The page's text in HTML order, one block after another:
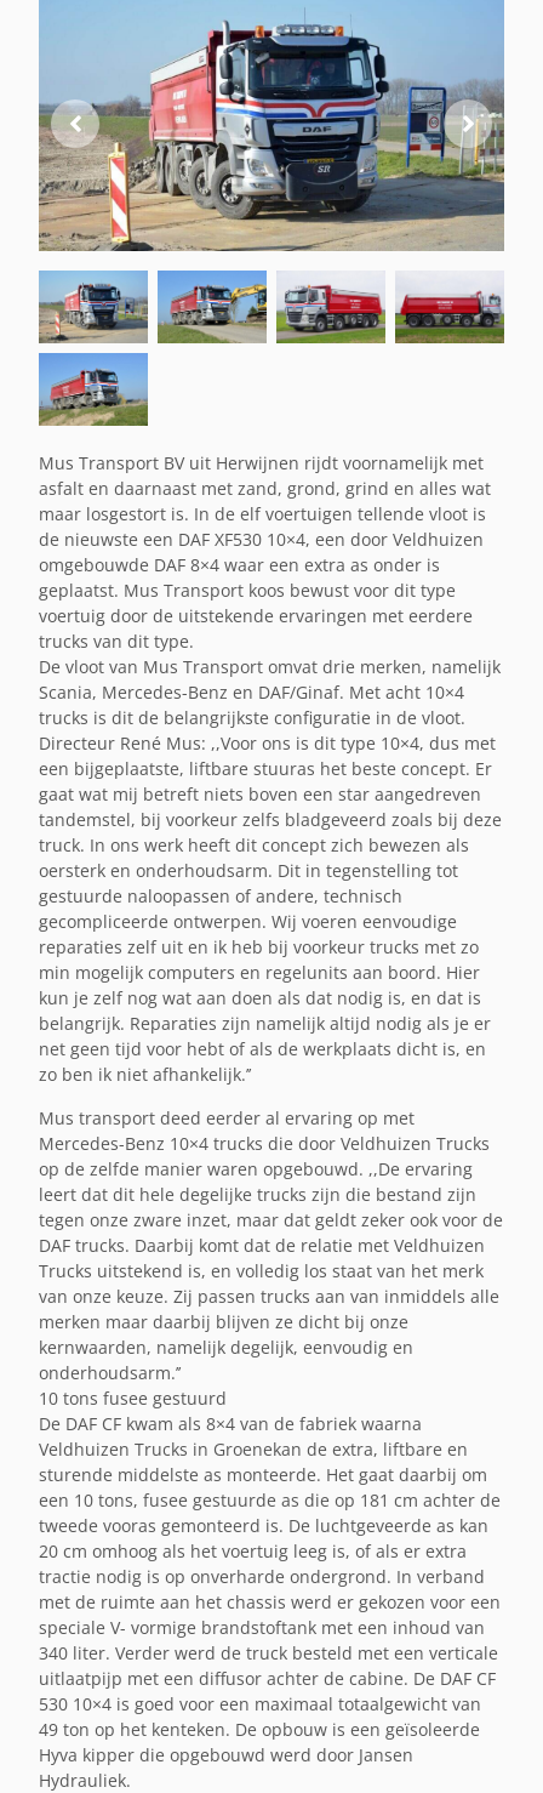
Mus Transport BV uit Herwijnen rijdt voornamelijk met
asfalt en daarnaast met zand, grond, grind en alles wat
maar losgestort is. In de elf voertuigen tellende vloot is
de nieuwste een DAF XF530 10×4, een door Veldhuizen
omgebouwde DAF 8×4 waar een extra as onder is
geplaatst. Mus Transport koos bewust voor dit type
voertuig door de uitstekende ervaringen met eerdere
trucks van dit type.
De vloot van Mus Transport omvat drie merken, namelijk
Scania, Mercedes-Benz en DAF/Ginaf. Met acht 10×4
trucks is dit de belangrijkste configuratie in de vloot.
Directeur René Mus: ,,Voor ons is dit type 10×4, dus met
een bijgeplaatste, liftbare stuuras het beste concept. Er
gaat wat mij betreft niets boven een star aangedreven
tandemstel, bij voorkeur zelfs bladgeveerd zoals bij deze
truck. In ons werk heeft dit concept zich bewezen als
oersterk en onderhoudsarm. Dit in tegenstelling tot
gestuurde naloopassen of andere, technisch
gecompliceerde ontwerpen. Wij voeren eenvoudige
reparaties zelf uit en ik heb bij voorkeur trucks met zo
min mogelijk computers en regelunits aan boord. Hier
kun je zelf nog wat aan doen als dat nodig is, en dat is
belangrijk. Reparaties zijn namelijk altijd nodig als je er
net geen tijd voor hebt of als de werkplaats dicht is, en
zo ben ik niet afhankelijk.’’
Mus transport deed eerder al ervaring op met
Mercedes-Benz 10×4 trucks die door Veldhuizen Trucks
op de zelfde manier waren opgebouwd. ,,De ervaring
leert dat dit hele degelijke trucks zijn die bestand zijn
tegen onze zware inzet, maar dat geldt zeker ook voor de
DAF trucks. Daarbij komt dat de relatie met Veldhuizen
Trucks uitstekend is, en volledig los staat van het merk
van onze keuze. Zij passen trucks aan van inmiddels alle
merken maar daarbij blijven ze dicht bij onze
kernwaarden, namelijk degelijk, eenvoudig en
onderhoudsarm.’’
10 tons fusee gestuurd
De DAF CF kwam als 8×4 van de fabriek waarna
Veldhuizen Trucks in Groenekan de extra, liftbare en
sturende middelste as monteerde. Het gaat daarbij om
een 10 tons, fusee gestuurde as die op 181 cm achter de
tweede vooras gemonteerd is. De luchtgeveerde as kan
20 cm omhoog als het voertuig leeg is, of als er extra
tractie nodig is op onverharde ondergrond. In verband
met de ruimte aan het chassis werd er gekozen voor een
speciale V- vormige brandstoftank met een inhoud van
340 liter. Verder werd de truck besteld met een verticale
uitlaatpijp met een diffusor achter de cabine. De DAF CF
530 10×4 is goed voor een maximaal totaalgewicht van
49 ton op het kenteken. De opbouw is een geïsoleerde
Hyva kipper die opgebouwd werd door Jansen
Hydrauliek.